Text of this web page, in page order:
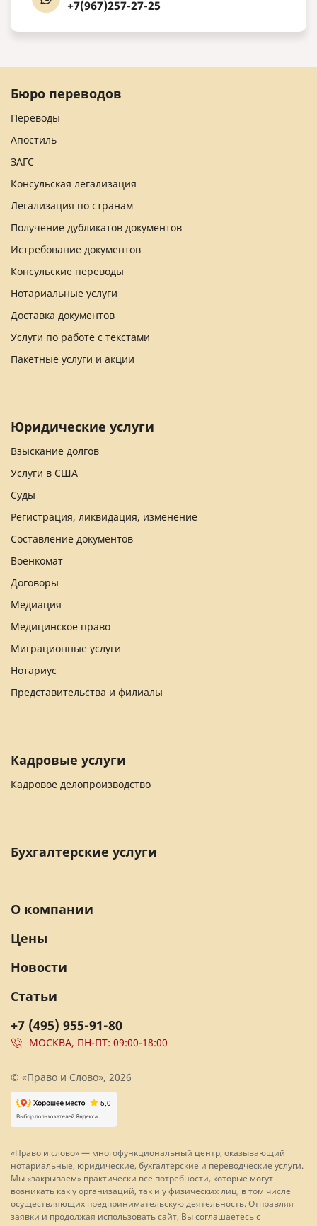
+7(967)257-27-25
Бюро переводов
Переводы
Апостиль
ЗАГС
Консульская легализация
Легализация по странам
Получение дубликатов документов
Истребование документов
Консульские переводы
Нотариальные услуги
Доставка документов
Услуги по работе с текстами
Пакетные услуги и акции
Юридические услуги
Взыскание долгов
Услуги в США
Суды
Регистрация, ликвидация, изменение
Составление документов
Военкомат
Договоры
Медиация
Медицинское право
Миграционные услуги
Нотариус
Представительства и филиалы
Кадровые услуги
Кадровое делопроизводство
Бухгалтерские услуги
+7 (495) 955-91-80
МОСКВА, ПН-ПТ: 09:00-18:00
О компании
Цены
Новости
Статьи
© «Право и Слово», 2026
«Право и слово» — многофункциональный центр, оказывающий
нотариальные, юридические, бухгалтерские и переводческие услуги.
Мы «закрываем» практически все потребности, которые могут
возникать как у организаций, так и у физических лиц, в том числе
осуществляющих предпринимательскую деятельность. Отправляя
заявки и продолжая использовать сайт, Вы соглашаетесь с